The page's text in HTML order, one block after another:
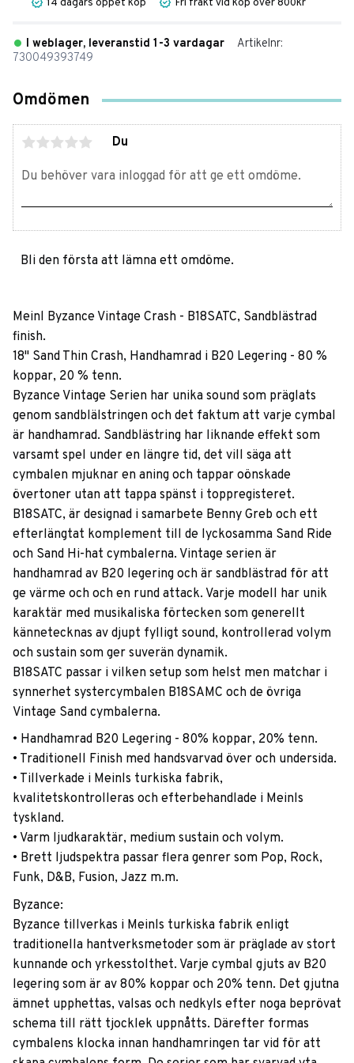
I weblager, leveranstid 1-3 vardagar
Artikelnr
730049393749
Omdömen
Du
Bli den första att lämna ett omdöme.
Meinl Byzance Vintage Crash - B18SATC, Sandblästrad
finish.
18" Sand Thin Crash, Handhamrad i B20 Legering - 80 %
koppar, 20 % tenn.
Byzance Vintage Serien har unika sound som präglats
genom sandblälstringen och det faktum att varje cymbal
är handhamrad. Sandblästring har liknande effekt som
varsamt spel under en längre tid, det vill säga att
cymbalen mjuknar en aning och tappar oönskade
övertoner utan att tappa spänst i toppregisteret.
B18SATC, är designad i samarbete Benny Greb och ett
efterlängtat komplement till de lyckosamma Sand Ride
och Sand Hi-hat cymbalerna. Vintage serien är
handhamrad av B20 legering och är sandblästrad för att
ge värme och och en rund attack. Varje modell har unik
karaktär med musikaliska förtecken som generellt
kännetecknas av djupt fylligt sound, kontrollerad volym
och sustain som ger suverän dynamik.
B18SATC passar i vilken setup som helst men matchar i
synnerhet systercymbalen B18SAMC och de övriga
Vintage Sand cymbalerna.
• Handhamrad B20 Legering - 80% koppar, 20% tenn.
• Traditionell Finish med handsvarvad över och undersida.
• Tillverkade i Meinls turkiska fabrik,
kvalitetskontrolleras och efterbehandlade i Meinls
tyskland.
• Varm ljudkaraktär, medium sustain och volym.
• Brett ljudspektra passar flera genrer som Pop, Rock,
Funk, D&B, Fusion, Jazz m.m.
Byzance:
Byzance tillverkas i Meinls turkiska fabrik enligt
traditionella hantverksmetoder som är präglade av stort
kunnande och yrkesstolthet. Varje cymbal gjuts av B20
legering som är av 80% koppar och 20% tenn. Det gjutna
ämnet upphettas, valsas och nedkyls efter noga beprövat
schema till rätt tjocklek uppnåtts. Därefter formas
cymbalens klocka innan handhamringen tar vid för att